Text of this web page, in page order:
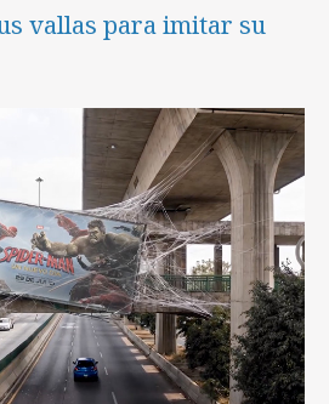
vallas para imitar su